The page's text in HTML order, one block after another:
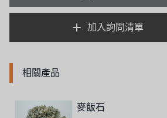
加入詢問清單
相關產品
麥飯石